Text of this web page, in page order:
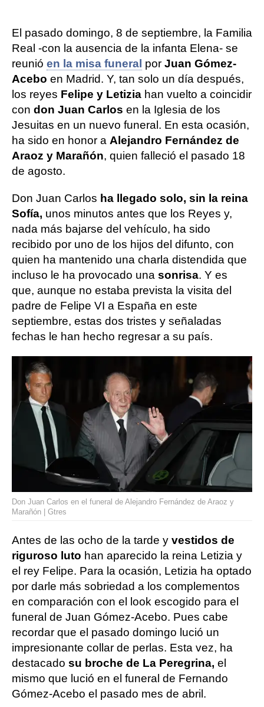
El pasado domingo, 8 de septiembre, la Familia
Real -con la ausencia de la infanta Elena- se
reunió en la misa funeral por Juan Gómez-
Acebo en Madrid. Y, tan solo un día después,
los reyes Felipe y Letizia han vuelto a coincidir
con don Juan Carlos en la Iglesia de los
Jesuitas en un nuevo funeral. En esta ocasión,
ha sido en honor a Alejandro Fernández de
Araoz y Marañón, quien falleció el pasado 18
de agosto.
Don Juan Carlos ha llegado solo, sin la reina
Sofía, unos minutos antes que los Reyes y,
nada más bajarse del vehículo, ha sido
recibido por uno de los hijos del difunto, con
quien ha mantenido una charla distendida que
incluso le ha provocado una sonrisa. Y es
que, aunque no estaba prevista la visita del
padre de Felipe VI a España en este
septiembre, estas dos tristes y señaladas
fechas le han hecho regresar a su país.
Don Juan Carlos en el funeral de Alejandro Fernández de Araoz y
Marañón | Gtres
Antes de las ocho de la tarde y vestidos de
riguroso luto han aparecido la reina Letizia y
el rey Felipe. Para la ocasión, Letizia ha optado
por darle más sobriedad a los complementos
en comparación con el look escogido para el
funeral de Juan Gómez-Acebo. Pues cabe
recordar que el pasado domingo lució un
impresionante collar de perlas. Esta vez, ha
destacado su broche de La Peregrina, el
mismo que lució en el funeral de Fernando
Gómez-Acebo el pasado mes de abril.